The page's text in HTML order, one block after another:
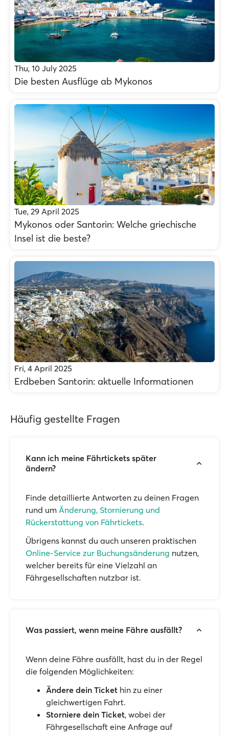
Thu, 10 July 2025
Die besten Ausflüge ab Mykonos
Tue, 29 April 2025
Mykonos oder Santorin: Welche griechische
Insel ist die beste?
Fri, 4 April 2025
Erdbeben Santorin: aktuelle Informationen
Häufig gestellte Fragen
Kann ich meine Fährtickets später
ändern?
Finde detaillierte Antworten zu deinen Fragen
rund um Änderung, Stornierung und
Rückerstattung von Fährtickets.
Übrigens kannst du auch unseren praktischen
Online-Service zur Buchungsänderung nutzen,
welcher bereits für eine Vielzahl an
Fährgesellschaften nutzbar ist.
Was passiert, wenn meine Fähre ausfällt?
Wenn deine Fähre ausfällt, hast du in der Regel
die folgenden Möglichkeiten:
Ändere dein Ticket hin zu einer
gleichwertigen Fahrt.
Storniere dein Ticket, wobei der
Fährgesellschaft eine Anfrage auf